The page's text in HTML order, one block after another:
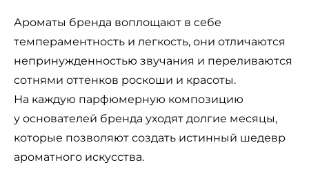
Ароматы бренда воплощают в себе
темпераментность и легкость, они отличаются
непринужденностью звучания и переливаются
сотнями оттенков роскоши и красоты.
На каждую парфюмерную композицию
у основателей бренда уходят долгие месяцы,
которые позволяют создать истинный шедевр
ароматного искусства.